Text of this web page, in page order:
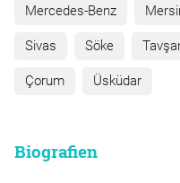
Mercedes-Benz
Sivas Söke
Çorum Üsküdar
Biografien